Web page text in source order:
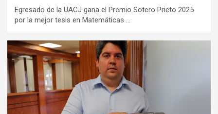
Egresado de la UACJ gana el Premio Sotero Prieto 2025
por la mejor tesis en Matemáticas …